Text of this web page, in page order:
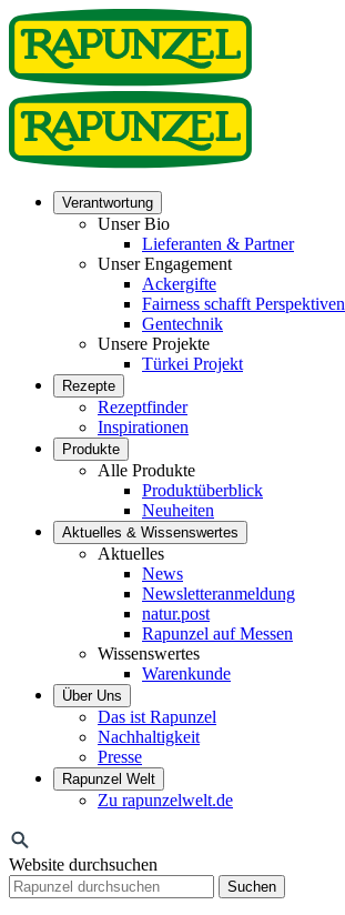
Verantwortung
Unser Bio
Lieferanten & Partner
Unser Engagement
Ackergifte
Fairness schafft Perspektiven
Gentechnik
Unsere Projekte
Türkei Projekt
Rezepte
Rezeptfinder
Inspirationen
Produkte
Alle Produkte
Produktüberblick
Neuheiten
Aktuelles & Wissenswertes
Aktuelles
News
Newsletteranmeldung
natur.post
Rapunzel auf Messen
Wissenswertes
Warenkunde
Über Uns
Das ist Rapunzel
Nachhaltigkeit
Presse
Rapunzel Welt
Zu rapunzelwelt.de
Website durchsuchen
Suchen